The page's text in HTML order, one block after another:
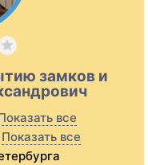
замков и
все
Показать все